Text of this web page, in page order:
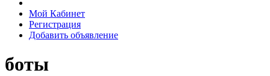
Мой Кабинет
Регистрация
Добавить объявление
боты